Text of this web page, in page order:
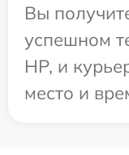
Вы
успешном
HP, и
место и